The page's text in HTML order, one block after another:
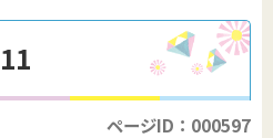
ページID：000597